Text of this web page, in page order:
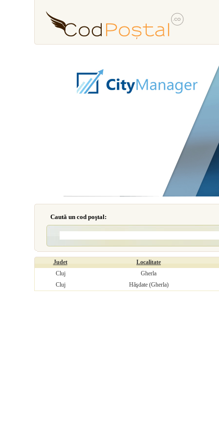
Caută un cod poştal:
Judet
Localitate
Cluj
Gherla
Cluj
Hăşdate (Gherla)